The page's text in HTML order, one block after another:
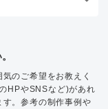
のご希望をお教えく
HPやSNSなど)があれ
。参考の制作事例や